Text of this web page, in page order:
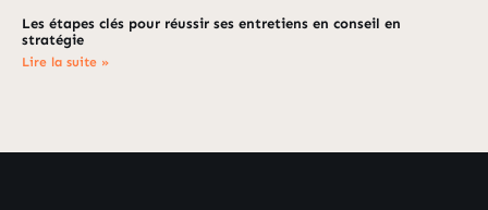
Les étapes clés pour réussir ses entretiens en conseil en
stratégie
Lire la suite »